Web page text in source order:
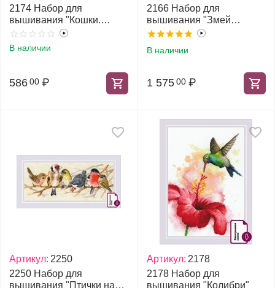
2174 Набор для
вышивания "Кошки.
Красное лето"
В наличии
586 00 ₽
2166 Набор для
вышивания "Змей
Горыныч"
В наличии
1 575 00 ₽
Артикул: 2250
2250 Набор для
вышивания "Птички на
Артикул: 2178
2178 Набор для
вышивания "Колибри"